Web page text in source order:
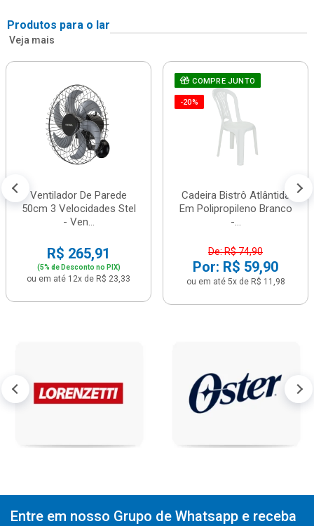
Produtos para o lar
Veja mais
Ventilador De Parede
50cm 3 Velocidades Stel
- Ven...
R$ 265,91
(5% de Desconto no PIX)
ou em até 12x de R$ 23,33
COMPRE JUNTO
-20%
Cadeira Bistrô Atlântida
Em Polipropileno Branco
-...
De: R$ 74,90
Por: R$ 59,90
ou em até 5x de R$ 11,98
Entre em nosso Grupo de Whatsapp e receba